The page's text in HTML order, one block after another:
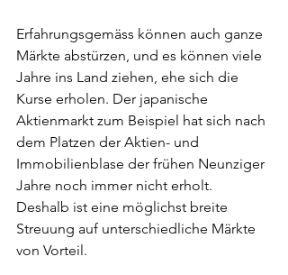
Erfahrungsgemäss können auch ganze
Märkte abstürzen, und es können viele
Jahre ins Land ziehen, ehe sich die
Kurse erholen. Der japanische
Aktienmarkt zum Beispiel hat sich nach
dem Platzen der Aktien- und
Immobilienblase der frühen Neunziger
Jahre noch immer nicht erholt.
Deshalb ist eine möglichst breite
Streuung auf unterschiedliche Märkte
von Vorteil.